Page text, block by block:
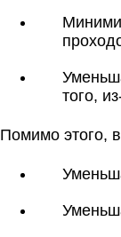
того,
Помимо этого,